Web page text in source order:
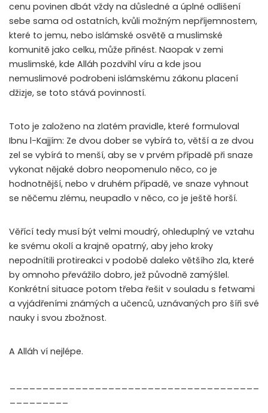
cenu povinen dbát vždy na důsledné a úplné odlišení
sebe sama od ostatních, kvůli možným nepříjemnostem,
které to jemu, nebo islámské osvětě a muslimské
komunitě jako celku, může přinést. Naopak v zemi
muslimské, kde Alláh pozdvihl víru a kde jsou
nemuslimové podrobeni islámskému zákonu placení
džizje, se toto stává povinností.
Toto je založeno na zlatém pravidle, které formuloval
Ibnu l-Kajjím: Ze dvou dober se vybírá to, větší a ze dvou
zel se vybírá to menší, aby se v prvém případě při snaze
vykonat nějaké dobro neopomenulo něco, co je
hodnotnější, nebo v druhém případě, ve snaze vyhnout
se něčemu zlému, neupadlo v něco, co je ještě horší.
Věřící tedy musí být velmi moudrý, ohleduplný ve vztahu
ke svému okolí a krajně opatrný, aby jeho kroky
nepodnítili protireakci v podobě daleko většího zla, které
by omnoho převážilo dobro, jež původně zamýšlel.
Konkrétní situace potom třeba řešit v souladu s fetwami
a vyjádřeními známých a učenců, uznávaných pro šíři své
nauky i svou zbožnost.
A Alláh ví nejlépe.